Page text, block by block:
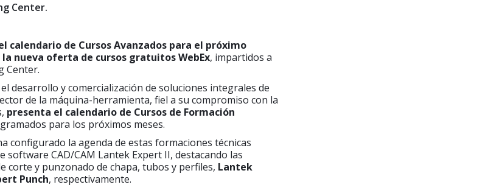
Center.
calendario de Cursos Avanzados para el próximo
nueva oferta de cursos gratuitos WebEx, impartidos a
Center.
desarrollo y comercialización de soluciones integrales de
de la máquina-herramienta, fiel a su compromiso con la
presenta el calendario de Cursos de Formación
para los próximos meses.
configurado la agenda de estas formaciones técnicas
software CAD/CAM Lantek Expert II, destacando las
corte y punzonado de chapa, tubos y perfiles, Lantek
Punch, respectivamente.